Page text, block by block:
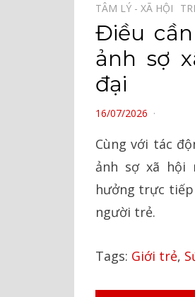
TÂM LÝ - XÃ HỘI⠀
Điều
ảnh sợ
đại
POSTED
16/07/2026
Cùng với tác
ảnh sợ xã hội
hưởng trực
người trẻ.
Tags: Giới trẻ,